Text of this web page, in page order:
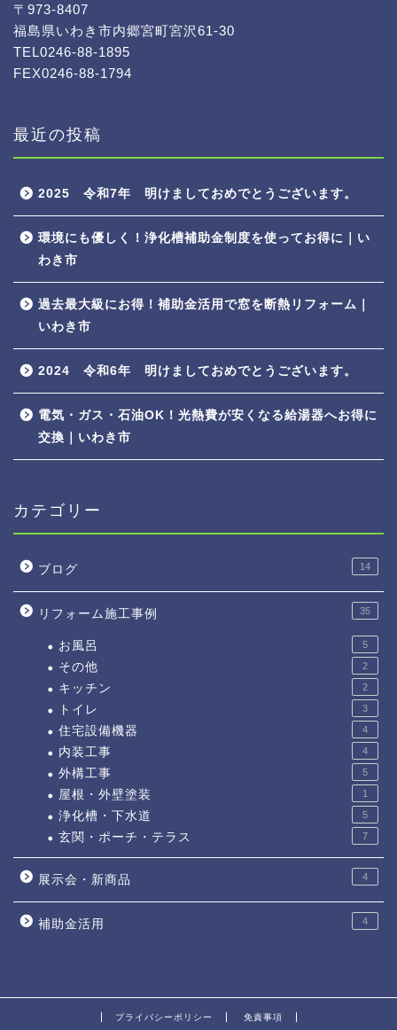
〒973-8407
福島県いわき市内郷宮町宮沢61-30
TEL0246-88-1895
FEX0246-88-1794
最近の投稿
2025 令和7年 明けましておめでとうございます。
環境にも優しく！浄化槽補助金制度を使ってお得に｜い
わき市
過去最大級にお得！補助金活用で窓を断熱リフォーム｜
いわき市
2024 令和6年 明けましておめでとうございます。
電気・ガス・石油OK！光熱費が安くなる給湯器へお得に
交換｜いわき市
カテゴリー
ブログ 14
リフォーム施工事例 35
お風呂 5
その他 2
キッチン 2
トイレ 3
住宅設備機器 4
内装工事 4
外構工事 5
屋根・外壁塗装 1
浄化槽・下水道 5
玄関・ポーチ・テラス 7
展示会・新商品 4
補助金活用 4
プライバシーポリシー 免責事項